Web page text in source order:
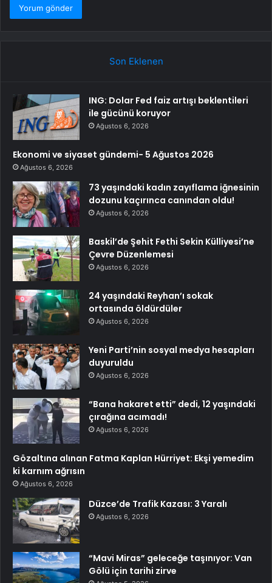
Son Eklenen
ING: Dolar Fed faiz artışı beklentileri
ile gücünü koruyor
Ağustos 6, 2026
Ekonomi ve siyaset gündemi- 5 Ağustos 2026
Ağustos 6, 2026
73 yaşındaki kadın zayıflama iğnesinin
dozunu kaçırınca canından oldu!
Ağustos 6, 2026
Baskil’de Şehit Fethi Sekin Külliyesi’ne
Çevre Düzenlemesi
Ağustos 6, 2026
24 yaşındaki Reyhan’ı sokak
ortasında öldürdüler
Ağustos 6, 2026
Yeni Parti’nin sosyal medya hesapları
duyuruldu
Ağustos 6, 2026
“Bana hakaret etti” dedi, 12 yaşındaki
çırağına acımadı!
Ağustos 6, 2026
Gözaltına alınan Fatma Kaplan Hürriyet: Ekşi yemedim
ki karnım ağrısın
Ağustos 6, 2026
Düzce’de Trafik Kazası: 3 Yaralı
Ağustos 6, 2026
“Mavi Miras” geleceğe taşınıyor: Van
Gölü için tarihi zirve